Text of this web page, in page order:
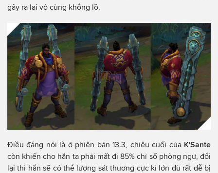
gây ra lại vô cùng khổng lồ.
Điều đáng nói là ở phiên bản 13.3, chiêu cuối của K'Sante
còn khiến cho hắn ta phải mất đi 85% chỉ số phòng ngự, đổi
lại thì hắn sẽ có thể lượng sát thương cực kì lớn dù rất dễ bị